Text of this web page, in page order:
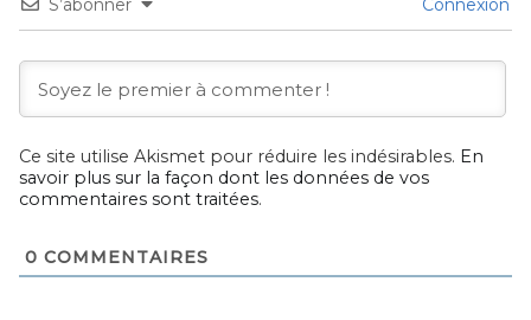
S’abonner Connexion
Ce site utilise Akismet pour réduire les indésirables. En
savoir plus sur la façon dont les données de vos
commentaires sont traitées.
0 COMMENTAIRES